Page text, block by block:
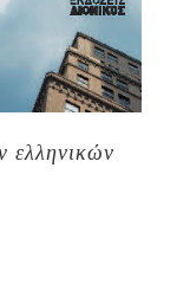
ελληνικών